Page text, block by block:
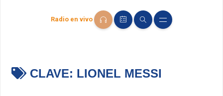
Radio en vivo
CLAVE: LIONEL MESSI